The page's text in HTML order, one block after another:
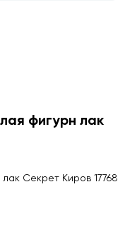
фигурн лак
Секрет Киров 17768